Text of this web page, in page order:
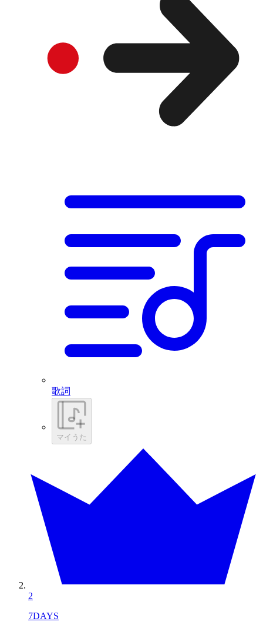
歌詞
マイうた
2
7DAYS